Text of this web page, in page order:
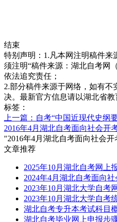
结束
特别声明：1.凡本网注明稿件来
须注明“稿件来源：湖北自考网
依法追究责任；
2.部分稿件来源于网络，如有
决。最新官方信息请以湖北省
标签：
上一篇：自考“中国近现代史纲
2016年4月湖北自考面向社会开
"2016年4月湖北自考面向社会
文章推荐
2025年10月湖北自考网上
2024年4月湖北自考面向
2023年10月湖北大学自考
2023年10月湖北大学自考
湖北自考专升本考试科目
湖北自考毕业网上申报步